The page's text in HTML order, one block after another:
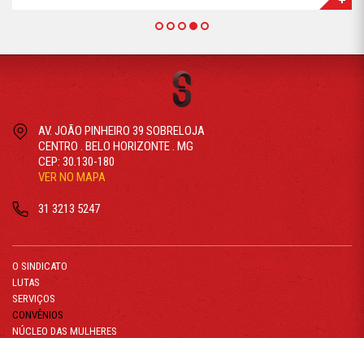
AV. JOÃO PINHEIRO 39 SOBRELOJA
CENTRO . BELO HORIZONTE . MG
CEP: 30.130-180
VER NO MAPA
31 3213 5247
O SINDICATO
LUTAS
SERVIÇOS
CONVÊNIOS
NÚCLEO DAS MULHERES